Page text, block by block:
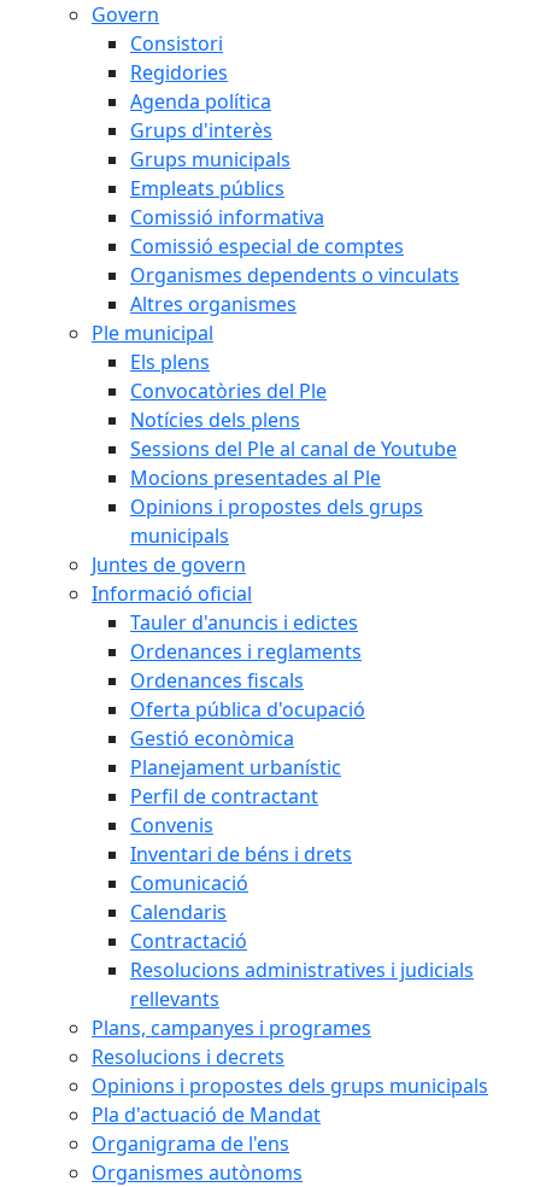
Govern
Consistori
Regidories
Agenda política
Grups d'interès
Grups municipals
Empleats públics
Comissió informativa
Comissió especial de comptes
Organismes dependents o vinculats
Altres organismes
Ple municipal
Els plens
Convocatòries del Ple
Notícies dels plens
Sessions del Ple al canal de Youtube
Mocions presentades al Ple
Opinions i propostes dels grups
municipals
Juntes de govern
Informació oficial
Tauler d'anuncis i edictes
Ordenances i reglaments
Ordenances fiscals
Oferta pública d'ocupació
Gestió econòmica
Planejament urbanístic
Perfil de contractant
Convenis
Inventari de béns i drets
Comunicació
Calendaris
Contractació
Resolucions administratives i judicials
rellevants
Plans, campanyes i programes
Resolucions i decrets
Opinions i propostes dels grups municipals
Pla d'actuació de Mandat
Organigrama de l'ens
Organismes autònoms